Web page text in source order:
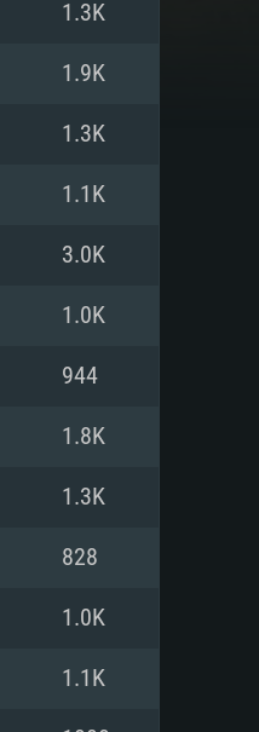
RX 570
com
1.3K
1.9K
1.3K
1.1K
3.0K
1.0K
944
1.8K
1.3K
828
1.0K
1.1K